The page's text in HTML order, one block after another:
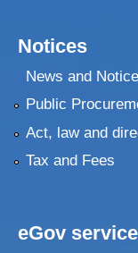
Notices
News and
Public
Act, law and
Tax and Fees
eGov